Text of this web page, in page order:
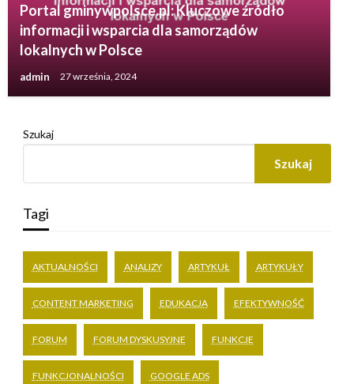
Portal gminywpolsce.pl: Kluczowe źródło
informacji i wsparcia dla samorządów
lokalnych w Polsce
admin 27 września, 2024
Szukaj
Szukaj
Tagi
AKTUALNOŚCI ANALIZY ARTYKUŁ ARTYKUŁY
CONTENT MARKETING EDUKACJA EFEKTYWNOŚĆ
FORUM FORUM DYSKUSYJNE FUNKCJE
FUNKCJONALNOŚCI GOOGLE ADS